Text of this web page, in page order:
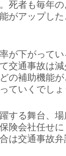
死者も毎年
がアップし
が下がって
交通事故は
の補助機能
ていくでし
する舞台、
険会社任せ
は交通事故